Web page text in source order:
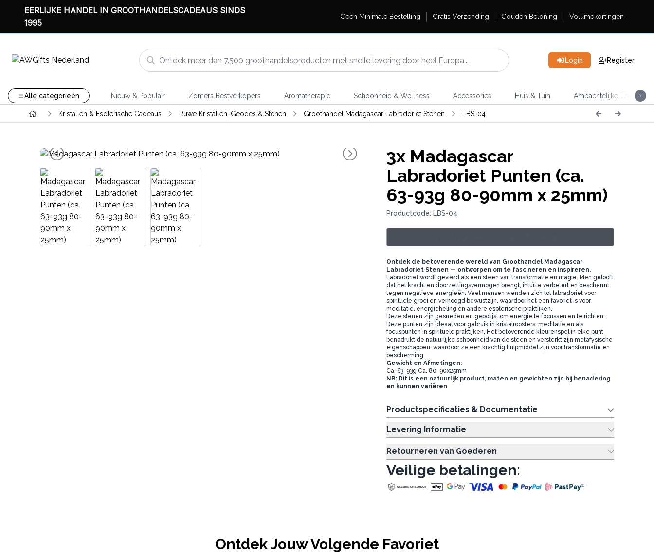
EERLIJKE HANDEL IN GROOTHANDELSCADEAUS SINDS
1995
Geen Minimale Bestelling Gratis Verzending Gouden Beloning Volumekortingen
Login Register
Alle categorieën Nieuw & Populair Zomers Bestverkopers Aromatherapie Schoonheid & Wellness Accessories Huis & Tuin Ambachtelijke Thee
Kristallen & Esoterische Cadeaus Ruwe Kristallen, Geodes & Stenen Groothandel Madagascar Labradoriet Stenen LBS-04
3xMadagascar
Labradoriet Punten (ca.
63-93g 80-90mm x 25mm)
Productcode: LBS-04
Ontdek de betoverende wereld van Groothandel Madagascar
Labradoriet Stenen — ontworpen om te fascineren en inspireren.
Labradoriet wordt gevierd als een steen van transformatie en magie. Men gelooft
dat het kracht en doorzettingsvermogen brengt, intuïtie verbetert en beschermt
tegen negatieve energieën. Veel mensen wenden zich tot labradoriet voor
spirituele groei en verhoogd bewustzijn, waardoor het een favoriet is voor
meditatie, energieheling en andere esoterische praktijken.
Deze stenen zijn gesneden en gepolijst om energie te focussen en te richten.
Deze punten zijn ideaal voor gebruik in kristalroosters, meditatie en als
focuspunten in spirituele praktijken. Het betoverende kleurenspel in elke punt
benadrukt de natuurlijke schoonheid van de steen en versterkt zijn metafysische
eigenschappen, waardoor ze een krachtig hulpmiddel zijn voor transformatie en
bescherming.
Gewicht en Afmetingen:
Ca. 63-93g Ca. 80-90x25mm
NB: Dit is een natuurlijk product, maten en gewichten zijn bij benadering
en kunnen variëren
Productspecificaties & Documentatie
Levering Informatie
Retourneren van Goederen
Veilige betalingen:
Ontdek Jouw Volgende Favoriet